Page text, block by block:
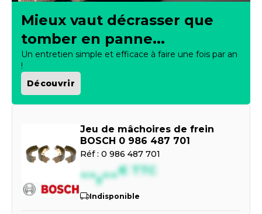
Mieux vaut décrasser que
tomber en panne...
Un entretien simple et efficace à faire une fois par an
!
Découvrir
Jeu de mâchoires de frein
BOSCH 0 986 487 701
Réf : 0 986 487 701
--,--€ TTC
Indisponible